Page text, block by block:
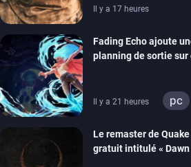
Il y a 17 heures
Fading Echo ajoute
planning de sortie sur
Il y a 21 heures pc
Le remaster de
gratuit intitulé «